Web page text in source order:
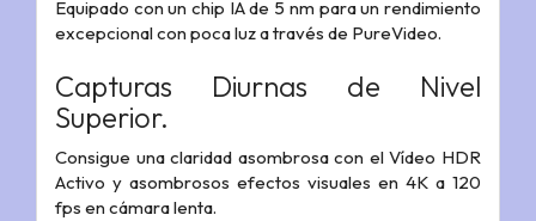
Equipado con un chip IA de 5 nm para un rendimiento
excepcional con poca luz a través de PureVideo.
Capturas Diurnas de Nivel
Superior.
Consigue una claridad asombrosa con el Vídeo HDR
Activo y asombrosos efectos visuales en 4K a 120
fps en cámara lenta.